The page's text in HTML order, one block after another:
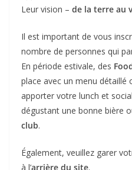
Leur vision – de la terre au
Il est important de vous
nombre de personnes qui
En période estivale, des
place avec un menu détaillé
apporter votre lunch et
dégustant une bonne bière
club.
Également, veuillez garer
à l’arrière du site.